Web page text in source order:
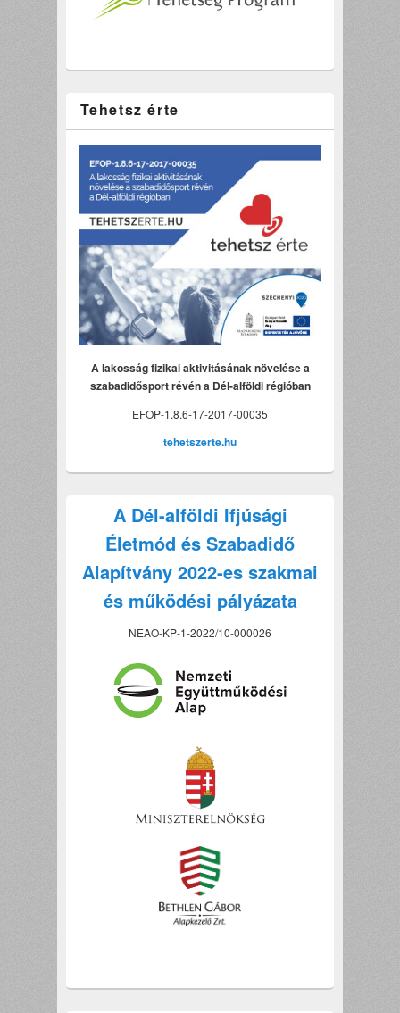
Tehetsz érte
A lakosság fizikai aktivitásának növelése a
szabadidősport révén a Dél-alföldi régióban
EFOP-1.8.6-17-2017-00035
tehetszerte.hu
A Dél-alföldi Ifjúsági
Életmód és Szabadidő
Alapítvány 2022-es szakmai
és működési pályázata
NEAO-KP-1-2022/10-000026